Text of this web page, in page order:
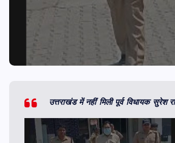
उत्तराखंड में नहीं मिली पूर्व विधायक सुरेश